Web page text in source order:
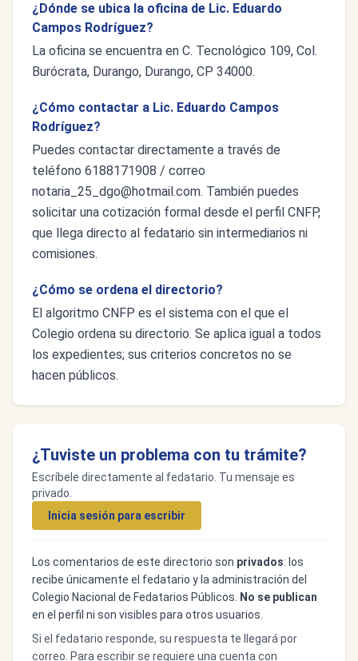
¿Dónde se ubica la oficina de Lic. Eduardo
Campos Rodríguez?
La oficina se encuentra en C. Tecnológico 109, Col.
Burócrata, Durango, Durango, CP 34000.
¿Cómo contactar a Lic. Eduardo Campos
Rodríguez?
Puedes contactar directamente a través de
teléfono 6188171908 / correo
notaria_25_dgo@hotmail.com. También puedes
solicitar una cotización formal desde el perfil CNFP,
que llega directo al fedatario sin intermediarios ni
comisiones.
¿Cómo se ordena el directorio?
El algoritmo CNFP es el sistema con el que el
Colegio ordena su directorio. Se aplica igual a todos
los expedientes; sus criterios concretos no se
hacen públicos.
¿Tuviste un problema con tu trámite?
Escríbele directamente al fedatario. Tu mensaje es
privado.
Inicia sesión para escribir
Los comentarios de este directorio son privados: los
recibe únicamente el fedatario y la administración del
Colegio Nacional de Fedatarios Públicos.
No se publican
en el perfil ni son visibles para otros usuarios.
Si el fedatario responde, su respuesta te llegará por
correo. Para escribir se requiere una cuenta con